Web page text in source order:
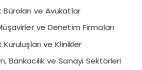
Büroları ve Avukatlar
ve Denetim Firmaları
Kuruluşları ve Klinikler
Bankacılık ve Sanayi Sektörleri